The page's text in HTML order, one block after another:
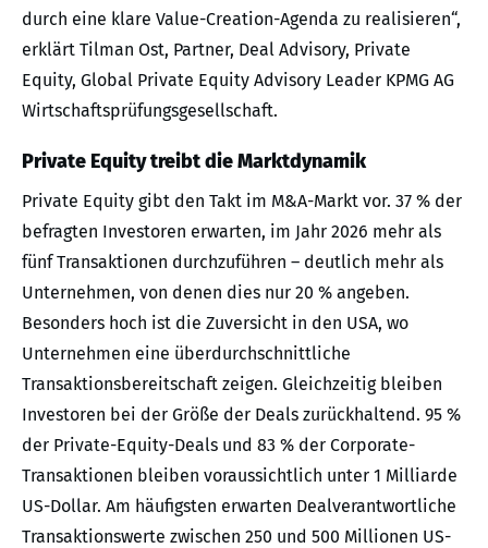
durch eine klare Value-Creation-Agenda zu realisieren“,
erklärt Tilman Ost, Partner, Deal Advisory, Private
Equity, Global Private Equity Advisory Leader KPMG AG
Wirtschaftsprüfungsgesellschaft.
Private Equity treibt die Marktdynamik
Private Equity gibt den Takt im M&A-Markt vor. 37 % der
befragten Investoren erwarten, im Jahr 2026 mehr als
fünf Transaktionen durchzuführen – deutlich mehr als
Unternehmen, von denen dies nur 20 % angeben.
Besonders hoch ist die Zuversicht in den USA, wo
Unternehmen eine überdurchschnittliche
Transaktionsbereitschaft zeigen. Gleichzeitig bleiben
Investoren bei der Größe der Deals zurückhaltend. 95 %
der Private-Equity-Deals und 83 % der Corporate-
Transaktionen bleiben voraussichtlich unter 1 Milliarde
US-Dollar. Am häufigsten erwarten Dealverantwortliche
Transaktionswerte zwischen 250 und 500 Millionen US-